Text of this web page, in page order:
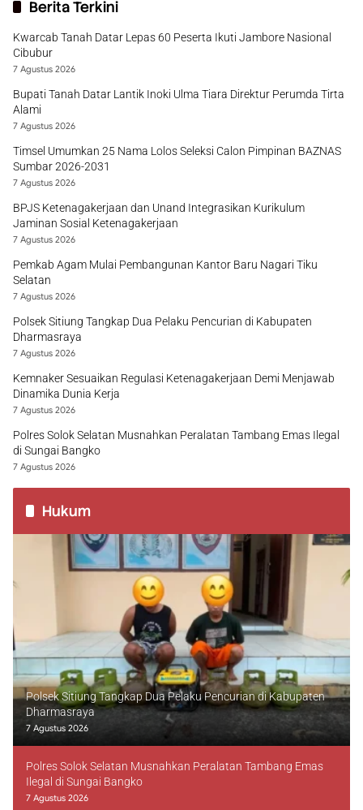
Berita Terkini
Kwarcab Tanah Datar Lepas 60 Peserta Ikuti Jambore Nasional
Cibubur
7 Agustus 2026
Bupati Tanah Datar Lantik Inoki Ulma Tiara Direktur Perumda Tirta
Alami
7 Agustus 2026
Timsel Umumkan 25 Nama Lolos Seleksi Calon Pimpinan BAZNAS
Sumbar 2026-2031
7 Agustus 2026
BPJS Ketenagakerjaan dan Unand Integrasikan Kurikulum
Jaminan Sosial Ketenagakerjaan
7 Agustus 2026
Pemkab Agam Mulai Pembangunan Kantor Baru Nagari Tiku
Selatan
7 Agustus 2026
Polsek Sitiung Tangkap Dua Pelaku Pencurian di Kabupaten
Dharmasraya
7 Agustus 2026
Kemnaker Sesuaikan Regulasi Ketenagakerjaan Demi Menjawab
Dinamika Dunia Kerja
7 Agustus 2026
Polres Solok Selatan Musnahkan Peralatan Tambang Emas Ilegal
di Sungai Bangko
7 Agustus 2026
Hukum
Polsek Sitiung Tangkap Dua Pelaku Pencurian di Kabupaten
Dharmasraya
7 Agustus 2026
Polres Solok Selatan Musnahkan Peralatan Tambang Emas
Ilegal di Sungai Bangko
7 Agustus 2026